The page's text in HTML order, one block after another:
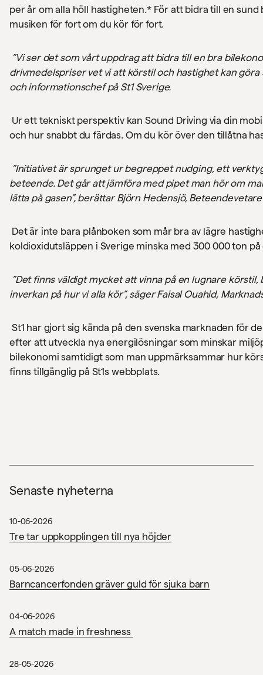
per år om alla höll hastigheten.* För att bidra till en
musiken för fort om du kör för fort.
”Vi ser det som vårt uppdrag att bidra till en bra
drivmedelspriser vet vi att körstil och hastighet kan
och informationschef på St1 Sverige.
Ur ett tekniskt perspektiv kan Sound Driving via din
och hur snabbt du färdas. Om du kör över den tillåtna
”Initiativet är sprunget ur begreppet nudging, ett
beteende. Det går att jämföra med pipet man hör om
lätta på gasen”, berättar Björn Hedensjö,
Det är inte bara plånboken som mår bra av lägre
koldioxidutsläppen i Sverige minska med 300 000 ton på
”Det finns väldigt mycket att vinna på en lugnare
inverkan på hur vi alla kör”, säger Faisal Ouahid,
St1 har gjort sig kända på den svenska marknaden för
efter att utveckla nya energilösningar som minskar
bilekonomi samtidigt som man uppmärksammar hur
finns tillgänglig på St1s webbplats.
Senaste nyheterna
10-06-2026
Tre tar uppkopplingen till nya höjder
05-06-2026
Barncancerfonden gräver guld för sjuka barn
04-06-2026
A match made in freshness
28-05-2026